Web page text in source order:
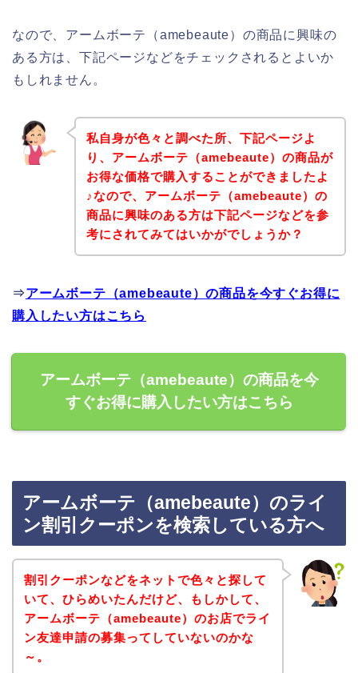
なので、アームボーテ（amebeaute）の商品に興味の
ある方は、下記ページなどをチェックされるとよいか
もしれません。
私自身が色々と調べた所、下記ページよ
り、アームボーテ（amebeaute）の商品が
お得な価格で購入することができましたよ
♪なので、アームボーテ（amebeaute）の
商品に興味のある方は下記ページなどを参
考にされてみてはいかがでしょうか？
⇒アームボーテ（amebeaute）の商品を今すぐお得に
購入したい方はこちら
アームボーテ（amebeaute）の商品を今
すぐお得に購入したい方はこちら
アームボーテ（amebeaute）のライ
ン割引クーポンを検索している方へ
割引クーポンなどをネットで色々と探して
いて、ひらめいたんだけど、もしかして、
アームボーテ（amebeaute）のお店でライ
ン友達申請の募集ってしていないのかな
～。